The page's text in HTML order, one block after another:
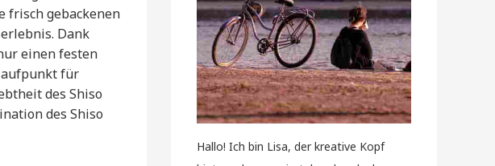
frisch gebackenen
Dank
einen festen
für
des Shiso
des Shiso
Hallo! Ich bin Lisa, der kreative Kopf